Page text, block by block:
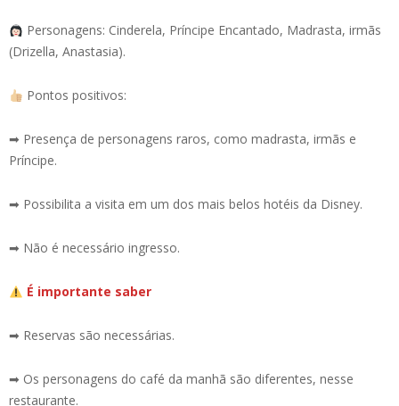
Personagens: Cinderela, Príncipe Encantado, Madrasta, irmãs
(Drizella, Anastasia).
Pontos positivos:
➡ Presença de personagens raros, como madrasta, irmãs e
Príncipe.
➡ Possibilita a visita em um dos mais belos hotéis da Disney.
➡ Não é necessário ingresso.
É importante saber
➡ Reservas são necessárias.
➡ Os personagens do café da manhã são diferentes, nesse
restaurante.